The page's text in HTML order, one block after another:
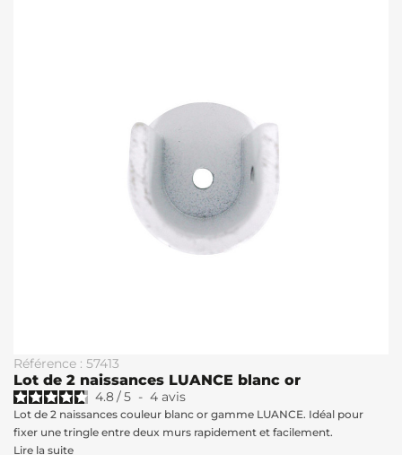
Référence : 57413
Lot de 2 naissances LUANCE blanc or
4.8/5 - 4 avis
Lot de 2 naissances couleur blanc or gamme LUANCE. Idéal pour
fixer une tringle entre deux murs rapidement et facilement.
Lire la suite